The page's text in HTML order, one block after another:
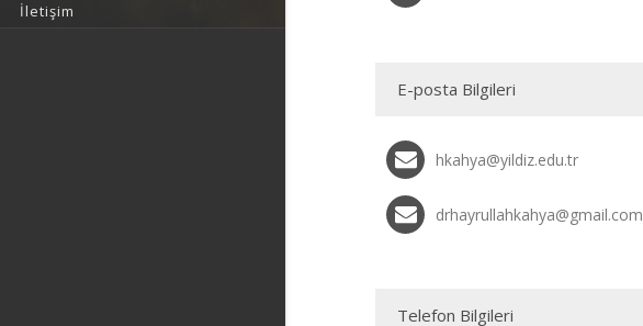
İletişim
E-posta Bilgileri
hkahya@yildiz.edu.tr
drhayrullahkahya@gmail.com
Telefon Bilgileri